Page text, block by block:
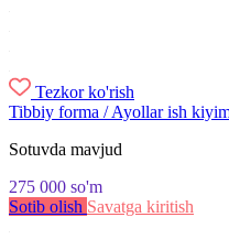
Tezkor ko'rish
Tibbiy forma / Ayollar ish
Sotuvda mavjud
275 000 so'm
Sotib olish Savatga kiritish